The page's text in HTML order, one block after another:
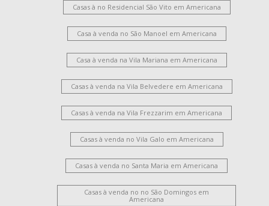
Casas à no Residencial São Vito em Americana
Casa à venda no São Manoel em Americana
Casa à venda na Vila Mariana em Americana
Casas à venda na Vila Belvedere em Americana
Casas à venda na Vila Frezzarim em Americana
Casas à venda no Vila Galo em Americana
Casas à venda no Santa Maria em Americana
Casas à venda no no São Domingos em
Americana